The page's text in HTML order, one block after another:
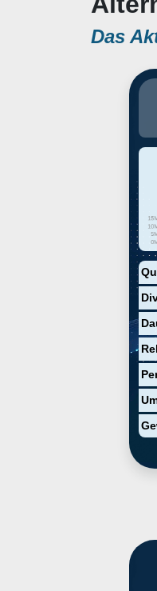
Das